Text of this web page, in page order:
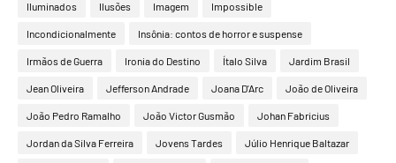
Iluminados Ilusões Imagem Impossible
Incondicionalmente Insônia: contos de horror e suspense
Irmãos de Guerra Ironia do Destino Ítalo Silva Jardim Brasil
Jean Oliveira Jefferson Andrade Joana D'Arc João de Oliveira
João Pedro Ramalho João Victor Gusmão Johan Fabricius
Jordan da Silva Ferreira Jovens Tardes Júlio Henrique Baltazar